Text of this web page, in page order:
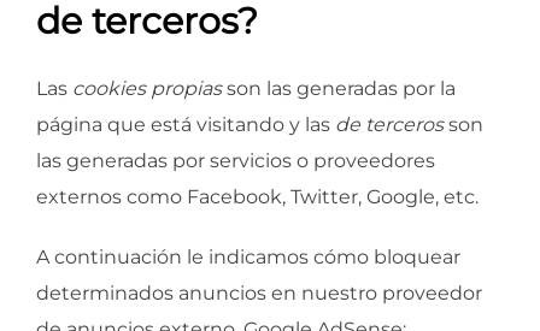
de terceros?
Las cookies propiasson las generadas por la
página que está visitando y las de tercerosson
las generadas por servicios o proveedores
externos como Facebook, Twitter, Google, etc.
A continuación le indicamos cómo bloquear
determinados anuncios en nuestro proveedor